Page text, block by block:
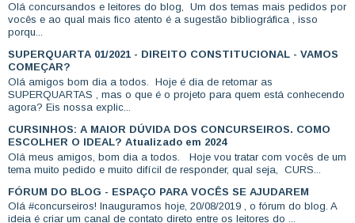
Olá concursandos e leitores do blog, Um dos temas mais pedidos por
vocês e ao qual mais fico atento é a sugestão bibliográfica , isso
porqu...
SUPERQUARTA 01/2021 - DIREITO CONSTITUCIONAL - VAMOS
COMEÇAR?
Olá amigos bom dia a todos. Hoje é dia de retomar as
SUPERQUARTAS , mas o que é o projeto para quem está conhecendo
agora? Eis nossa explic...
CURSINHOS: A MAIOR DÚVIDA DOS CONCURSEIROS. COMO
ESCOLHER O IDEAL? Atualizado em 2024
Olá meus amigos, bom dia a todos. Hoje vou tratar com vocês de um
tema muito pedido e muito difícil de responder, qual seja, CURS...
FÓRUM DO BLOG - ESPAÇO PARA VOCÊS SE AJUDAREM
Olá #concurseiros! Inauguramos hoje, 20/08/2019 , o fórum do blog. A
ideia é criar um canal de contato direto entre os leitores do ...